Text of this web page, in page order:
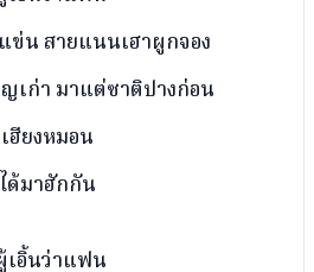
ข่น สายแนนเฮาผูกจอง
เก่า มาแต่ซาติปางก่อน
ฮียงหมอน
ด้มาฮักกัน
เอิ้นว่าแฟน